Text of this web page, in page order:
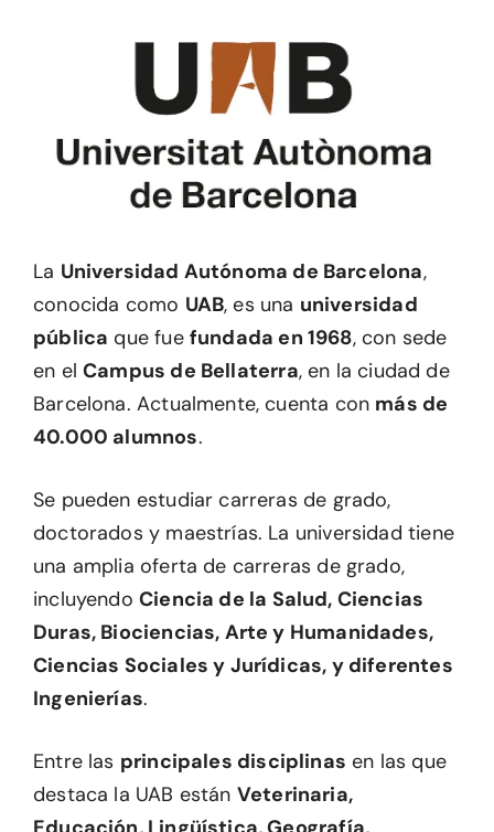
La Universidad Autónoma de Barcelona,
conocida como UAB, es una universidad
pública que fue fundada en 1968, con sede
en elCampus de Bellaterra, en la ciudad de
Barcelona. Actualmente, cuenta con más de
40.000 alumnos.
Se pueden estudiar carreras de grado,
doctorados y maestrías. La universidad tiene
una amplia oferta de carreras de grado,
incluyendo Ciencia de la Salud, Ciencias
Duras, Biociencias, Arte y Humanidades,
Ciencias Sociales y Jurídicas, y diferentes
Ingenierías.
Entre las principales disciplinas en las que
destaca la UAB están Veterinaria,